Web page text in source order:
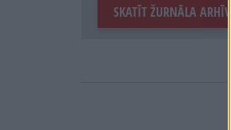
SKATĪT ŽURNĀLA ARHĪVU